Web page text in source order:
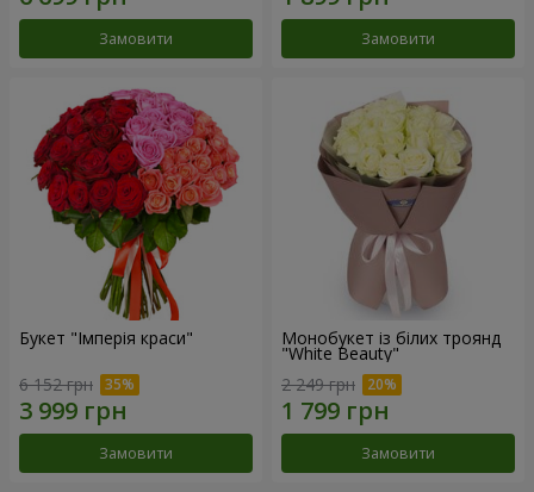
Замовити Замовити
Букет "Імперія краси"
6 152 грн
Замовити
Монобукет із білих троянд
"White Beauty"
2 249 грн
Замовити